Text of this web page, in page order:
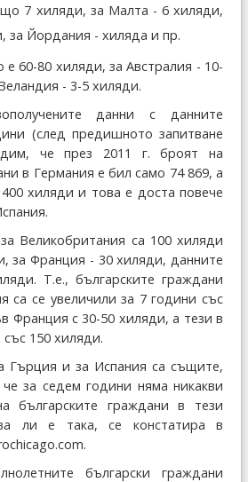
7 хиляди, за Малта - 6 хиляди,
за Йордания - хиляда и пр.
60-80 хиляди, за Австралия - 10-
- 3-5 хиляди.
данни с данните
(след предишното запитване
че през 2011 г. броят на
в Германия е бил само 74 869, а
хиляди и това е доста повече
Великобритания са 100 хиляди
за Франция - 30 хиляди, данните
Т.е., българските граждани
са се увеличили за 7 години със
Франция с 30-50 хиляди, а тези в
150 хиляди.
Гърция и за Испания са същите,
че за седем години няма никакви
българските граждани в тези
ли е така, се констатира в
български граждани